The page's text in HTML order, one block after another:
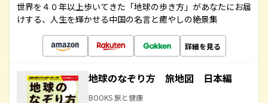
世界を４０年以上歩いてきた「地球の歩き方」があなたにお届
けする、人生を輝かせる中国の名言と癒やしの絶景集
詳細を見る
地球のなぞり方 旅地図 日本編
BOOKS 旅と健康